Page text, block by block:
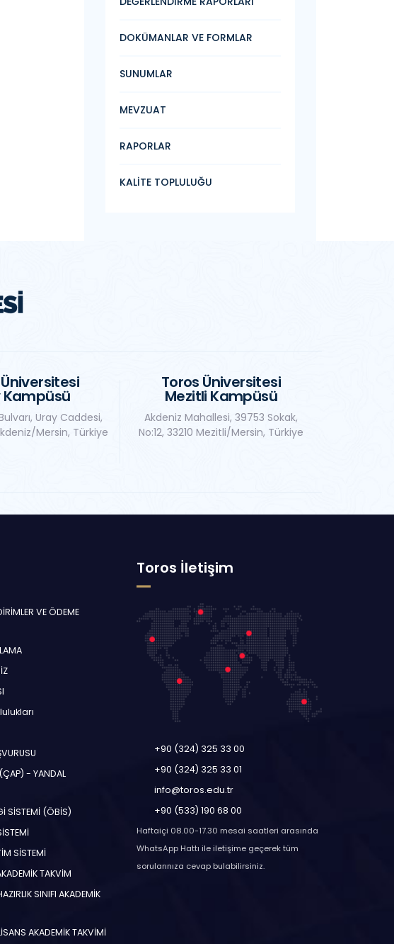
DOKÜMANLAR VE FORMLAR
SUNUMLAR
MEVZUAT
RAPORLAR
KALİTE TOPLULUĞU
Kampüsü
Uray Caddesi,
Mersin, Türkiye
Toros Üniversitesi
Mezitli Kampüsü
Akdeniz Mahallesi, 39753 Sokak,
No:12, 33210 Mezitli/Mersin, Türkiye
VE ÖDEME
- YANDAL
SİSTEMİ (ÖBİS)
SİSTEMİ
TAKVİM
SINIFI AKADEMİK
AKADEMİK TAKVİMİ
Toros İletişim
+90 (324) 325 33 00
+90 (324) 325 33 01
info@toros.edu.tr
+90 (533) 190 68 00
Haftaiçi 08.00-17.30 mesai saatleri arasında
WhatsApp Hattı ile iletişime geçerek tüm
sorularınıza cevap bulabilirsiniz.